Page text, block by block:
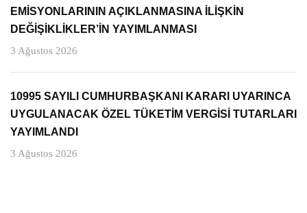
EMİSYONLARININ AÇIKLANMASINA İLİŞKİN
DEĞİŞİKLİKLER’İN YAYIMLANMASI
3 Ağustos 2026
10995 SAYILI CUMHURBAŞKANI KARARI UYARINCA
UYGULANACAK ÖZEL TÜKETİM VERGİSİ TUTARLARI
YAYIMLANDI
3 Ağustos 2026